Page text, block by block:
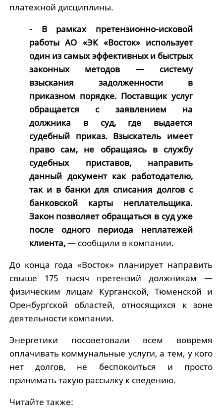
платежной дисциплины.
- В рамках претензионно-исковой
работы АО «ЭК «Восток» использует
один из самых эффективных и быстрых
законных методов — систему
взыскания задолженности в
приказном порядке. Поставщик услуг
обращается с заявлением на
должника в суд, где выдается
судебный приказ. Взыскатель имеет
право сам, не обращаясь в службу
судебных приставов, направить
данный документ как работодателю,
так и в банки для списания долгов с
банковской карты неплательщика.
Закон позволяет обращаться в суд уже
после одного периода неплатежей
клиента,— сообщили в компании.
До конца года «Восток» планирует направить
свыше 175 тысяч претензий должникам —
физическим лицам Курганской, Тюменской и
Оренбургской областей, относящихся к зоне
деятельности компании.
Энергетики посоветовали всем вовремя
оплачивать коммунальные услуги, а тем, у кого
нет долгов, не беспокоиться и просто
принимать такую рассылку к сведению.
Читайте также: